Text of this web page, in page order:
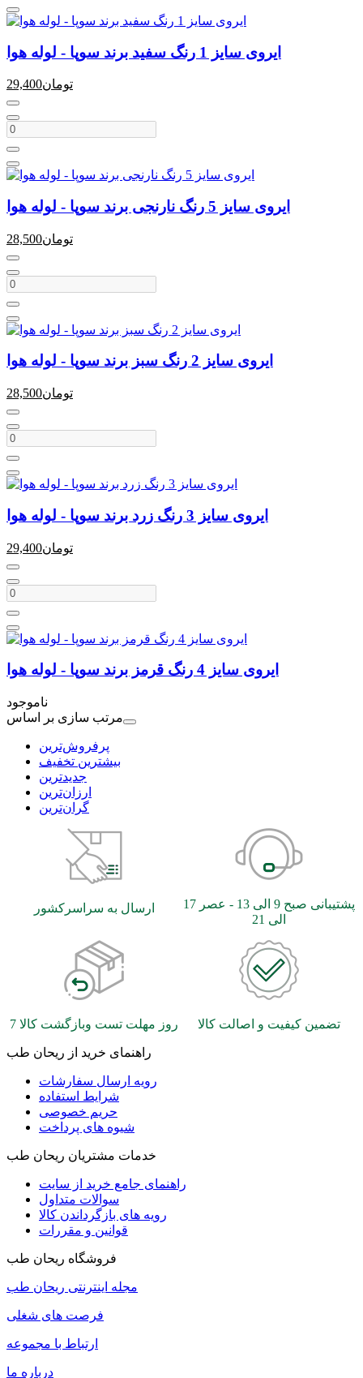
ایروی سایز 1 رنگ سفید برند سوپا - لوله هوا
29,400تومان
ایروی سایز 5 رنگ نارنجی برند سوپا - لوله هوا
28,500تومان
ایروی سایز 2 رنگ سبز برند سوپا - لوله هوا
28,500تومان
ایروی سایز 3 رنگ زرد برند سوپا - لوله هوا
29,400تومان
ایروی سایز 4 رنگ قرمز برند سوپا - لوله هوا
ناموجود
مرتب سازی بر اساس
بیشترین تخفیف
جدیدترین
ارزان‌ترین
گران‌ترین
ارسال به سراسرکشور
پشتیبانی صبح 9 الی 13 - عصر 17
الی 21
7 روز مهلت تست وبازگشت کالا تضمین کیفیت و اصالت کالا
راهنمای خرید از ریحان طب
رویه ارسال سفارشات
شرایط استفاده
حریم خصوصی
شیوه های پرداخت
خدمات مشتریان ریحان طب
راهنمای جامع خرید از سایت
سوالات متداول
رویه های بازگرداندن کالا
قوانین و مقررات
فروشگاه ریحان طب
مجله اینترنتی ریحان طب
فرصت های شغلی
ارتباط با مجموعه
درباره ما